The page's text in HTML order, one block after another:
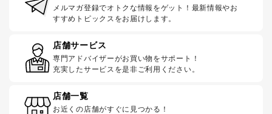
メルマガ登録でオトクな情報をゲット！最新情報やお
すすめトピックスをお届けします。
店舗サービス
専門アドバイザーがお買い物をサポート！
充実したサービスを是非ご利用ください。
店舗一覧
お近くの店舗がすぐに見つかる！